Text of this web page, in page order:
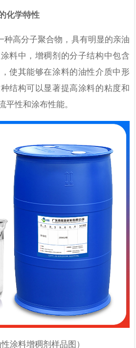
化学特性
种高分子聚合物，具有明显的亲油
料中，增稠剂的分子结构中包含
使其能够在涂料的油性介质中形
结构可以显著提高涂料的粘度和
平性和涂布性能。
性涂料增稠剂样品图）